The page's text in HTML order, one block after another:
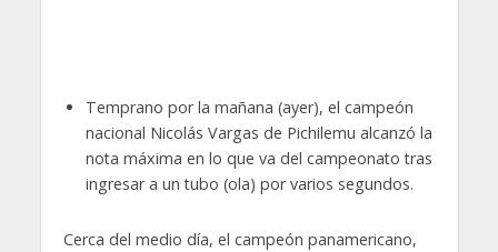
Temprano por la mañana (ayer), el campeón
nacional Nicolás Vargas de Pichilemu alcanzó la
nota máxima en lo que va del campeonato tras
ingresar a un tubo (ola) por varios segundos.
Cerca del medio día, el campeón panamericano,